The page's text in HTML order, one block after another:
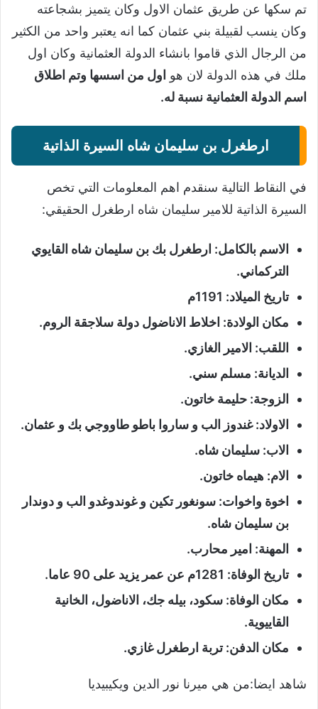
تم سكها عن طريق عثمان الاول وكان يتميز بشجاعته
وكان ينسب لقبيلة بني عثمان كما انه يعتبر واحد من الكثير
من الرجال الذي قاموا بانشاء الدولة العثمانية وكان اول
ملك في هذه الدولة لان هو اول من اسسها وتم اطلاق
اسم الدولة العثمانية نسبة له.
ارطغرل بن سليمان شاه السيرة الذاتية
في النقاط التالية سنقدم اهم المعلومات التي تخص
السيرة الذاتية للامير سليمان شاه ارطغرل الحقيقي:
الاسم بالكامل: ارطغرل بك بن سليمان شاه القايوي
التركماني.
تاريخ الميلاد: 1191م
مكان الولادة: اخلاط الاناضول دولة سلاجقة الروم.
اللقب: الامير الغازي.
الديانة: مسلم سني.
الزوجة: حليمة خاتون.
الاولاد: غندوز الب و ساروا باطو طاووجي بك و عثمان.
الاب: سليمان شاه.
الام: هيماه خاتون.
اخوة واخوات: سونغور تكين و غوندوغدو الب و دوندار
بن سليمان شاه.
المهنة: امير محارب.
تاريخ الوفاة: 1281م عن عمر يزيد على 90 عاما.
مكان الوفاة: سكود، بيله جك، الاناضول، الخانية
القاييوية.
مكان الدفن: تربة ارطغرل غازي.
شاهد ايضا:من هي ميرنا نور الدين ويكيبيديا